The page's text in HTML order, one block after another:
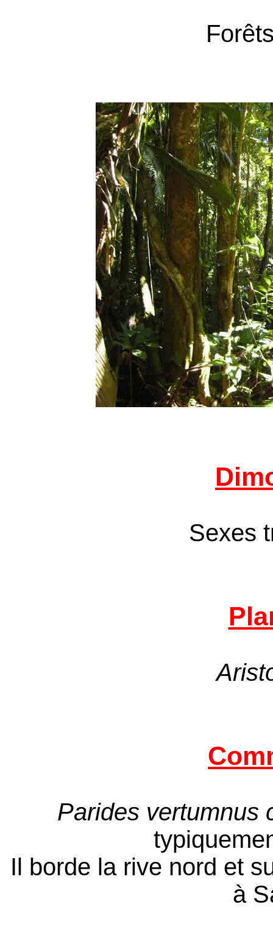
Sexes
Parides vertumnus
Il borde la rive nord et
à